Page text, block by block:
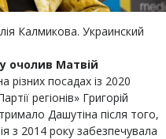
Калмикова. Украинский
очолив Матвій
посадах із 2020
регіонів» Григорій
Дашутіна після того,
з 2014 року забезпечувала